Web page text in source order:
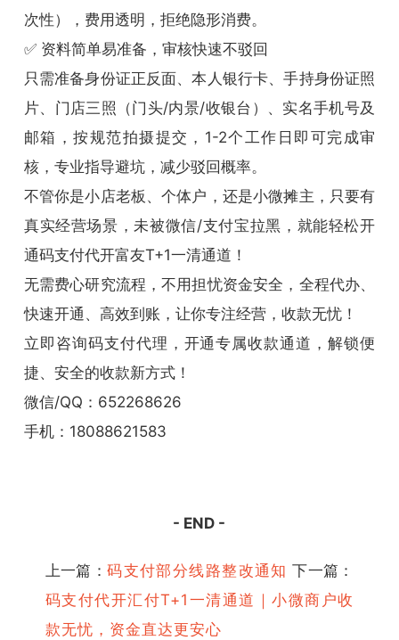
次性），费用透明，拒绝隐形消费。
✅ 资料简单易准备，审核快速不驳回
只需准备身份证正反面、本人银行卡、手持身份证照
片、门店三照（门头/内景/收银台）、实名手机号及
邮箱，按规范拍摄提交，1-2个工作日即可完成审
核，专业指导避坑，减少驳回概率。
不管你是小店老板、个体户，还是小微摊主，只要有
真实经营场景，未被微信/支付宝拉黑，就能轻松开
通码支付代开富友T+1一清通道！
无需费心研究流程，不用担忧资金安全，全程代办、
快速开通、高效到账，让你专注经营，收款无忧！
立即咨询码支付代理，开通专属收款通道，解锁便
捷、安全的收款新方式！
微信/QQ：652268626
手机：18088621583
- END -
上一篇：码支付部分线路整改通知 下一篇：
码支付代开汇付T+1一清通道｜小微商户收
款无忧，资金直达更安心